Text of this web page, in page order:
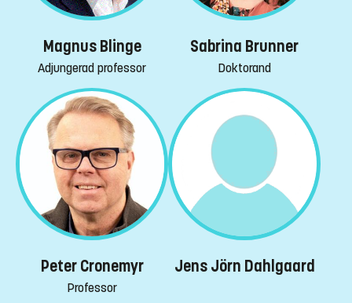
Magnus Blinge
Adjungerad professor
Sabrina Brunner
Doktorand
Peter Cronemyr
Professor
Jens Jörn Dahlgaard